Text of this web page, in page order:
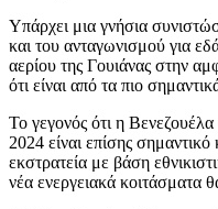
Υπάρχει μια γνήσια
και του ανταγωνισμού για
αερίου της Γουιάνας στην
ότι είναι από τα πιο
Το γεγονός ότι η Βενεζουέλα
2024 είναι επίσης
εκστρατεία με βάση
νέα ενεργειακά κοιτάσματα